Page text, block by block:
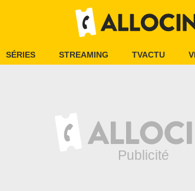
SÉRIES STREAMING TVACTU